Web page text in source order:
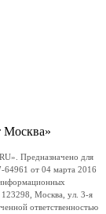
Москва»
Предназначено для
64961 от 04 марта 2016
123298, Москва, ул. 3-я
ответственностью